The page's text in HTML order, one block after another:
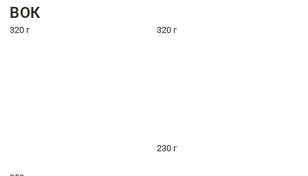
ВОК
320 г 320 г
230 г